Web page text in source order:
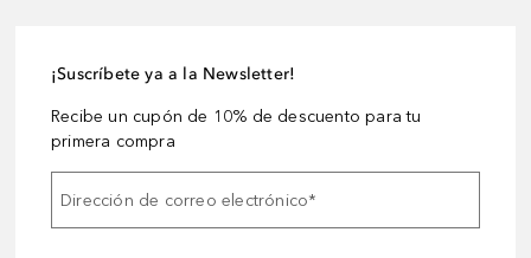
¡Suscríbete ya a la Newsletter!
Recibe un cupón de 10% de descuento para tu
primera compra
Dirección de correo electrónico*